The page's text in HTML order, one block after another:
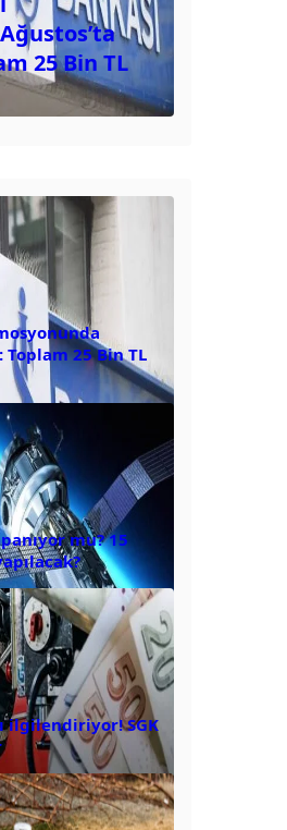
25 Bin TL
25 Bin TL
mu? 15
ilgilendiriyor! SGK